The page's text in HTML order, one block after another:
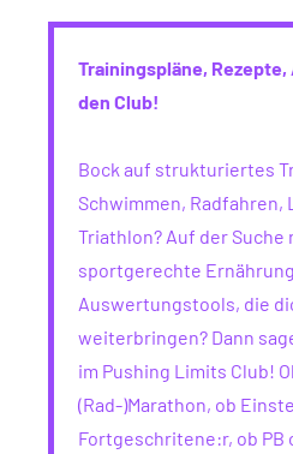
Trainingspläne, Rezepte,
den Club!
Bock auf strukturiertes
Schwimmen, Radfahren,
Triathlon? Auf der Suche
sportgerechte
Auswertungstools, die
weiterbringen? Dann
im Pushing Limits Club!
(Rad-)Marathon, ob
Fortgeschritene:r, ob PB